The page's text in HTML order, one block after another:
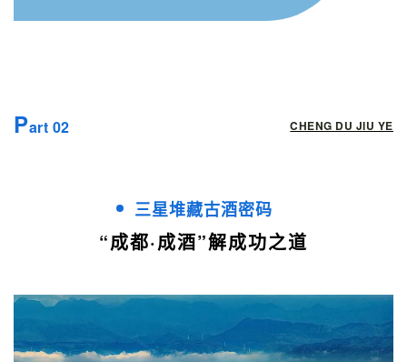
Part 02 CHENG DU JIU YE
三星堆藏古酒密码
“成都·成酒”解成功之道